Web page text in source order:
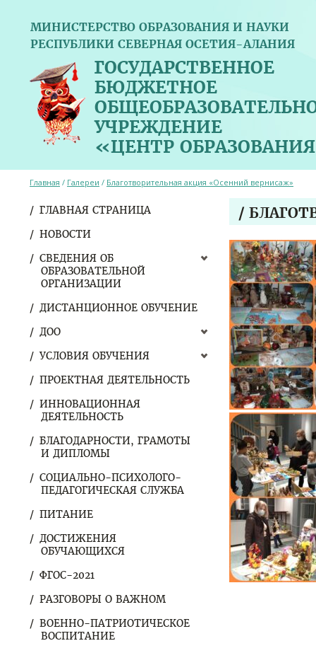
МИНИСТЕРСТВО ОБРАЗОВАНИЯ И НАУКИ
РЕСПУБЛИКИ СЕВЕРНАЯ ОСЕТИЯ-АЛАНИЯ
ГОСУДАРСТВЕННОЕ
БЮДЖЕТНОЕ
УЧРЕЖДЕНИЕ
«ЦЕНТР
ГЛАВНАЯ СТРАНИЦА
НОВОСТИ
СВЕДЕНИЯ ОБ
ОБРАЗОВАТЕЛЬНОЙ
ОРГАНИЗАЦИИ
ДИСТАНЦИОННОЕ ОБУЧЕНИЕ
ДОО
УСЛОВИЯ ОБУЧЕНИЯ
ПРОЕКТНАЯ ДЕЯТЕЛЬНОСТЬ
ИННОВАЦИОННАЯ
ДЕЯТЕЛЬНОСТЬ
БЛАГОДАРНОСТИ, ГРАМОТЫ
И ДИПЛОМЫ
СОЦИАЛЬНО-ПСИХОЛОГО-
ПЕДАГОГИЧЕСКАЯ СЛУЖБА
ПИТАНИЕ
ДОСТИЖЕНИЯ
ОБУЧАЮЩИХСЯ
ФГОС-2021
РАЗГОВОРЫ О ВАЖНОМ
ВОЕННО-ПАТРИОТИЧЕСКОЕ
ВОСПИТАНИЕ
Главная / Галереи / Благотворительная акция «Осенний вернисаж»
/